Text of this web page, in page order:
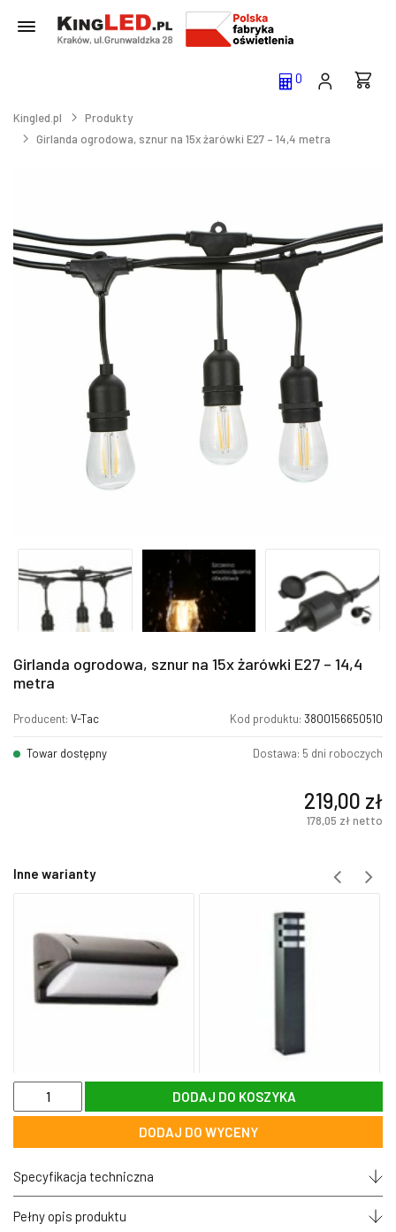
0
Kingled.pl
Produkty
Girlanda ogrodowa, sznur na 15x żarówki E27 – 14,4 metra
Girlanda ogrodowa, sznur na 15x żarówki E27 – 14,4
metra
Producent: V-Tac Kod produktu: 3800156650510
Towar dostępny Dostawa: 5 dni roboczych
219,00 zł
178,05 złnetto
Inne warianty
ilość
Girlanda
ogrodowa,
na
15x
żarówki
E27
-
DODAJ DO KOSZYKA
DODAJ DO WYCENY
Specyfikacja techniczna
Pełny opis produktu